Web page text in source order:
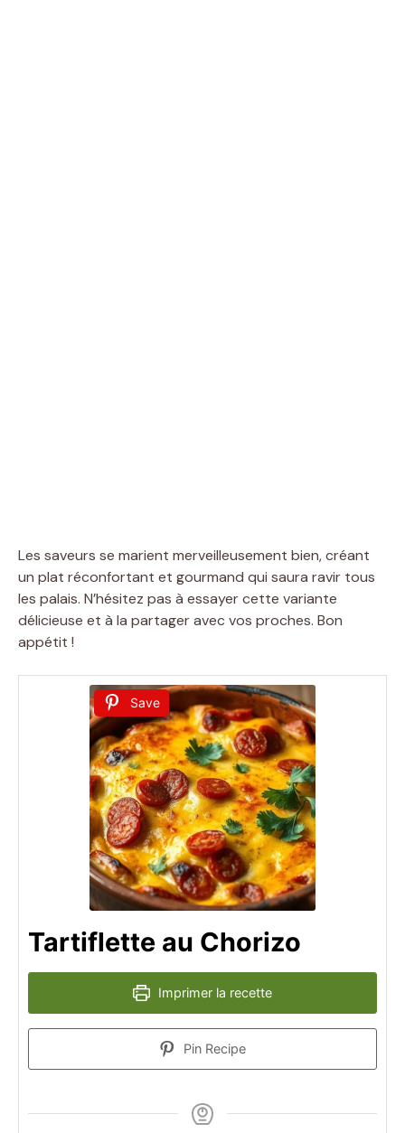
Les saveurs se marient merveilleusement bien, créant
un plat réconfortant et gourmand qui saura ravir tous
les palais. N’hésitez pas à essayer cette variante
délicieuse et à la partager avec vos proches. Bon
appétit !
Save
Tartiflette au Chorizo
Imprimer la recette
Pin Recipe